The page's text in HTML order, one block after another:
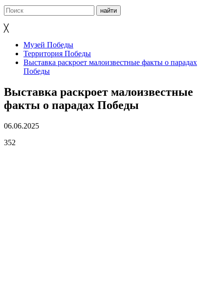
╳
Музей Победы
Территория Победы
Выставка раскроет малоизвестные факты о парадах
Победы
Выставка раскроет малоизвестные
факты о парадах Победы
06.06.2025
352